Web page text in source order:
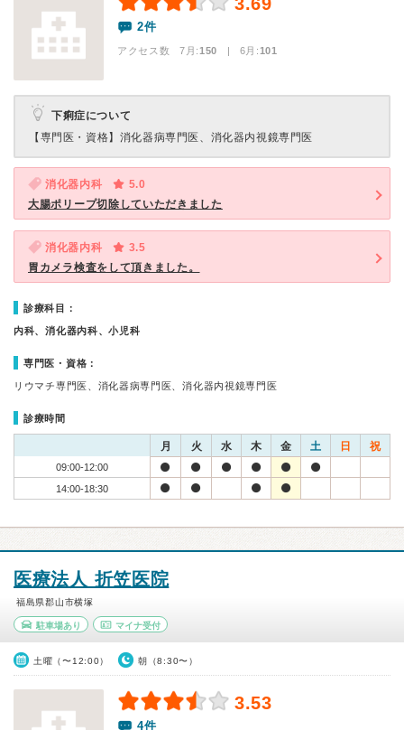
2件
アクセス数 7月:150 | 6月:101
下痢症について
【専門医・資格】 消化器病専門医、消化器内視鏡専門医
消化器内科
5.0
大腸ポリープ切除していただきました
消化器内科
3.5
胃カメラ検査をして頂きました。
診療科目：
内科、消化器内科、小児科
専門医・資格：
リウマチ専門医、消化器病専門医、消化器内視鏡専門医
診療時間
月 火 水 木 金 土 日 祝
09:00-12:00
14:00-18:30
医療法人 折笠医院
福島県郡山市横塚
駐車場あり マイナ受付
土曜（〜12:00） 朝（8:30〜）
3.53
4件